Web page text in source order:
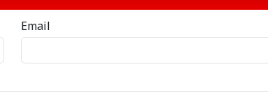
Email